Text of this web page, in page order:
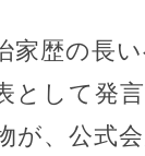
家歴の長
として発
が、公式